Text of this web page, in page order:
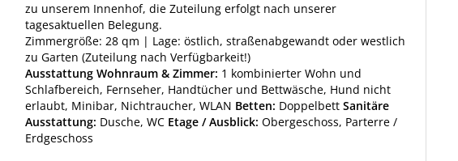
zu unserem Innenhof, die Zuteilung erfolgt nach unserer
tagesaktuellen Belegung.
Zimmergröße: 28 qm | Lage: östlich, straßenabgewandt oder westlich
zu Garten (Zuteilung nach Verfügbarkeit!)
Ausstattung Wohnraum & Zimmer: 1 kombinierter Wohn und
Schlafbereich, Fernseher, Handtücher und Bettwäsche, Hund nicht
erlaubt, Minibar, Nichtraucher, WLAN Betten: Doppelbett Sanitäre
Ausstattung: Dusche, WC Etage / Ausblick:Obergeschoss, Parterre /
Erdgeschoss